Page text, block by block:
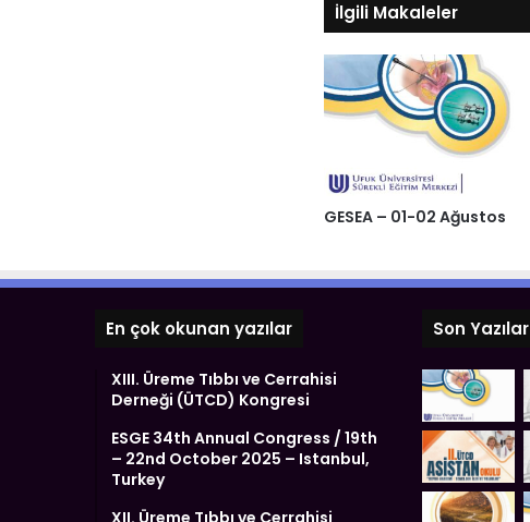
İlgili Makaleler
GESEA – 01-02 Ağustos
En çok okunan yazılar
XIII. Üreme Tıbbı ve Cerrahisi
Derneği (ÜTCD) Kongresi
ESGE 34th Annual Congress / 19th
– 22nd October 2025 – Istanbul,
Turkey
Son Yazılar